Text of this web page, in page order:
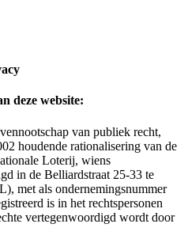
deze website:
van publiek recht,
houdende rationalisering van de
Loterij, wiens
in de Belliardstraat 25-33 te
met als ondernemingsnummer
is in het rechtspersonen
vertegenwoordigd wordt door